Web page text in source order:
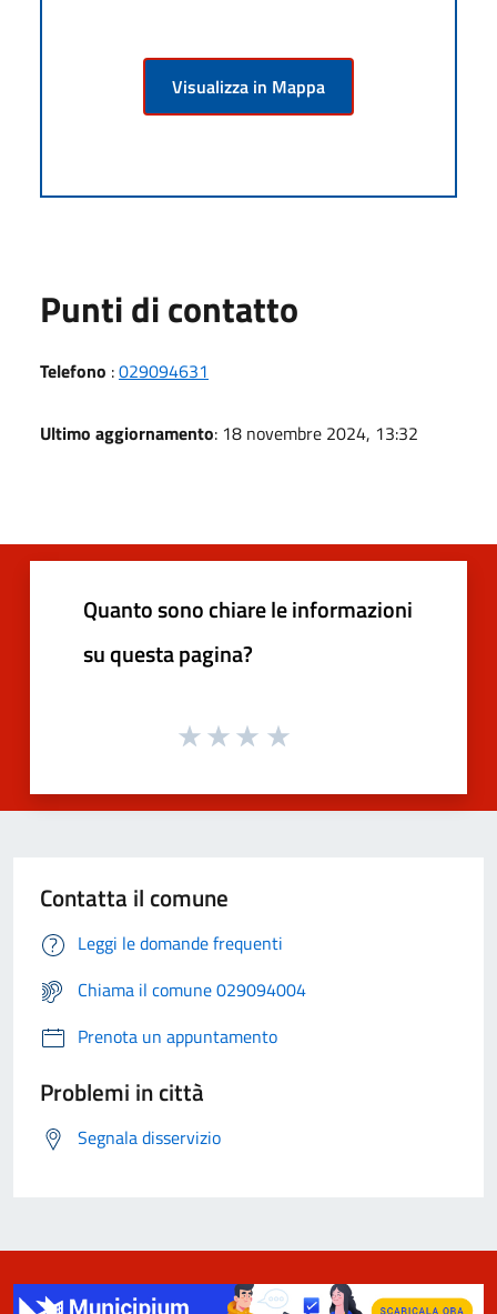
Visualizza in Mappa
Punti di contatto
Telefono :029094631
Ultimo aggiornamento: 18 novembre 2024, 13:32
Quanto sono chiare le informazioni
su questa pagina?
Contatta il comune
Leggi le domande frequenti
Chiama il comune 029094004
Prenota un appuntamento
Problemi in città
Segnala disservizio